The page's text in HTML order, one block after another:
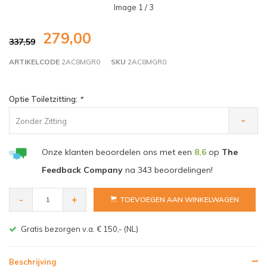
Image 1 / 3
337,59 279,00
ARTIKELCODE 2AC8MGR0 SKU 2AC8MGR0
Optie Toiletzitting: *
Zonder Zitting
Onze klanten beoordelen ons met een 8,6op The
Feedback Companyna 343 beoordelingen!
- + TOEVOEGEN AAN WINKELWAGEN
Gratis bezorgen v.a. € 150,- (NL)
Beschrijving